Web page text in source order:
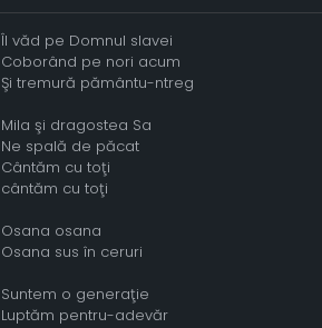
Îl văd pe Domnul slavei
Coborând pe nori acum
Şi tremură pământu-ntreg
Mila şi dragostea Sa
Ne spală de păcat
Cântăm cu toţi
cântăm cu toţi
Osana osana
Osana sus în ceruri
Suntem o generaţie
Luptăm pentru-adevăr